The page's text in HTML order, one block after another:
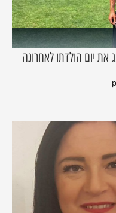
את יום הולדתו לאחרונה